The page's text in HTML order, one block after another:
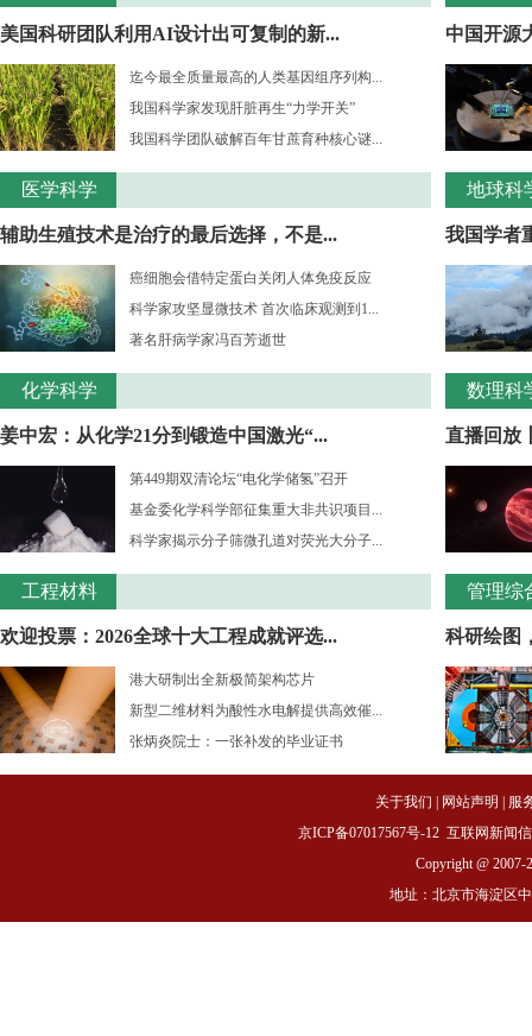
美国科研团队利用AI设计出可复制的新...
迄今最全质量最高的人类基因组序列构...
我国科学家发现肝脏再生“力学开关”
我国科学团队破解百年甘蔗育种核心谜...
医学科学
辅助生殖技术是治疗的最后选择，不是...
癌细胞会借特定蛋白关闭人体免疫反应
科学家攻坚显微技术 首次临床观测到1...
著名肝病学家冯百芳逝世
化学科学
姜中宏：从化学21分到锻造中国激光“...
第449期双清论坛“电化学储氢”召开
基金委化学科学部征集重大非共识项目...
科学家揭示分子筛微孔道对荧光大分子...
工程材料
欢迎投票：2026全球十大工程成就评选...
港大研制出全新极简架构芯片
新型二维材料为酸性水电解提供高效催...
张炳炎院士：一张补发的毕业证书
中国开源
地球科
我国学者
数理科
直播回放
管理综
科研绘图
关于我们 网站声明
服
京ICP备07017567号-12 互联网新闻
Copyright @ 2007-
地址：北京市海淀区